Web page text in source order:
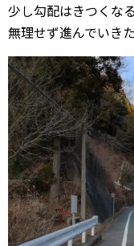
少し勾配はきつくな
無理せず進んでいきた